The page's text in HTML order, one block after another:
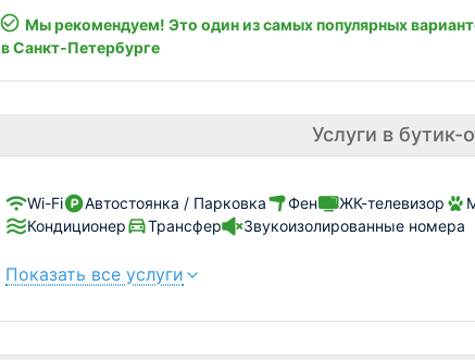
Мы рекомендуем! Это один из самых популярных
в Санкт-Петербурге
Услуги в
Wi-Fi Автостоянка / Парковка Фен ЖК-телевизор
Кондиционер
Трансфер Звукоизолированные номера
Показать все услуги